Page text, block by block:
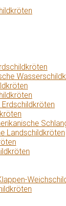
Landschildkröten